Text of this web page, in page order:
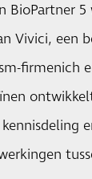
BioPartner
Vivici, een
firmenich